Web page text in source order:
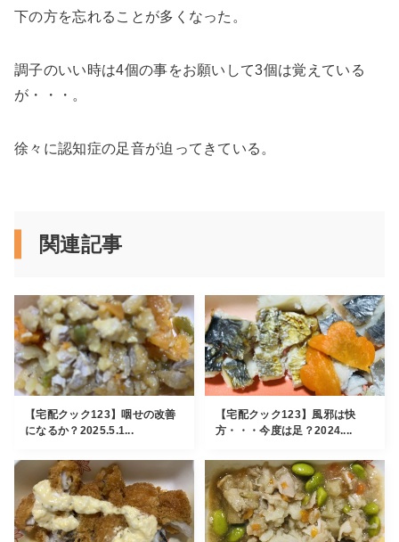
下の方を忘れることが多くなった。
調子のいい時は4個の事をお願いして3個は覚えている
が・・・。
徐々に認知症の足音が迫ってきている。
関連記事
【宅配クック123】咽せの改善
になるか？2025.5.1...
【宅配クック123】風邪は快
方・・・今度は足？2024....